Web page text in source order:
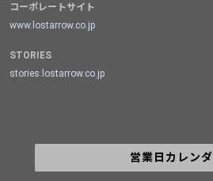
コーポレートサイト
www.lostarrow.co.jp
STORIES
stories.lostarrow.co.jp
営業日カレン